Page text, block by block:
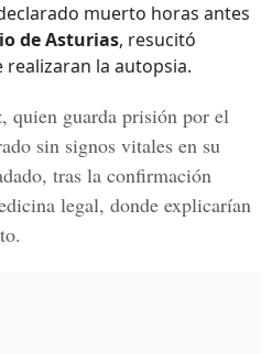
muerto horas antes
de Asturias, resucitó
la autopsia.
quien guarda prisión por el
sin signos vitales en su
tras la confirmación
legal, donde explicarían